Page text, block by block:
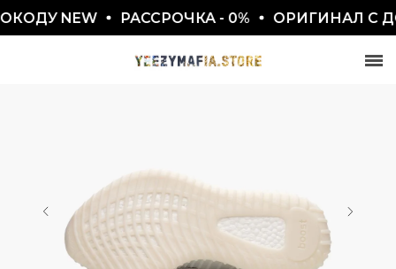
NEW РАССРОЧКА - 0% ОРИГИНАЛ С
СКИДКА 7777₽ ПО ПРОМОКОДУ BLACKFRIDAY